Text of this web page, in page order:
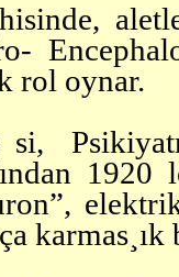
rol oynar.
si,
1920
karmas¸ık